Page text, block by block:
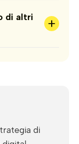
di altri
+
di